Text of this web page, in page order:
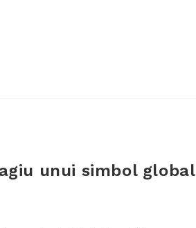
unui simbol global